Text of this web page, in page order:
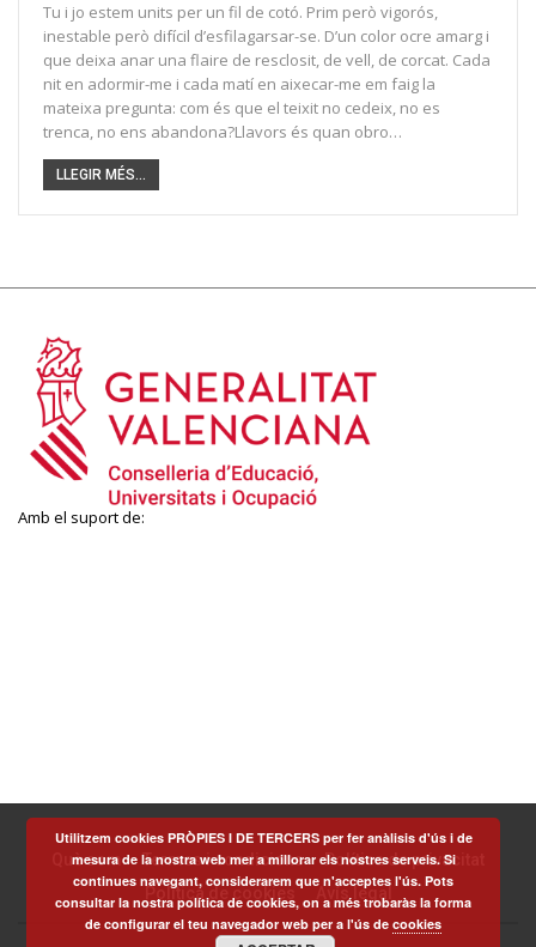
Tu i jo estem units per un fil de cotó. Prim però vigorós,
inestable però difícil d’esfilagarsar-se. D’un color ocre amarg i
que deixa anar una flaire de resclosit, de vell, de corcat. Cada
nit en adormir-me i cada matí en aixecar-me em faig la
mateixa pregunta: com és que el teixit no cedeix, no es
trenca, no ens abandona?Llavors és quan obro…
LLEGIR MÉS...
Amb el suport de:
Què som Termes i condicions
Política de privacitat
Política de cookies
Avís legal
Utilitzem cookies PRÒPIES I DE TERCERS per fer anàlisis d'ús i de
mesura de la nostra web mer a millorar els nostres serveis. Si
continues navegant, considerarem que n'acceptes l'ús. Pots
consultar la nostra política de cookies, on a més trobaràs la forma
de configurar el teu navegador web per a l'ús decookies